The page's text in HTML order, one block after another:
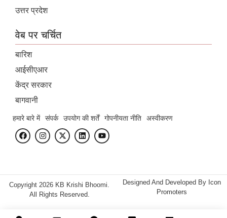
उत्तर प्रदेश
वेब पर चर्चित
बारिश
आईसीएआर
केंद्र सरकार
बागवानी
हमारे बारे में संपर्क उपयोग की शर्तें गोपनीयता नीति अस्वीकरण
Copyright 2026 KB Krishi Bhoomi.
All Rights Reserved.
Designed And Developed By Icon
Promoters